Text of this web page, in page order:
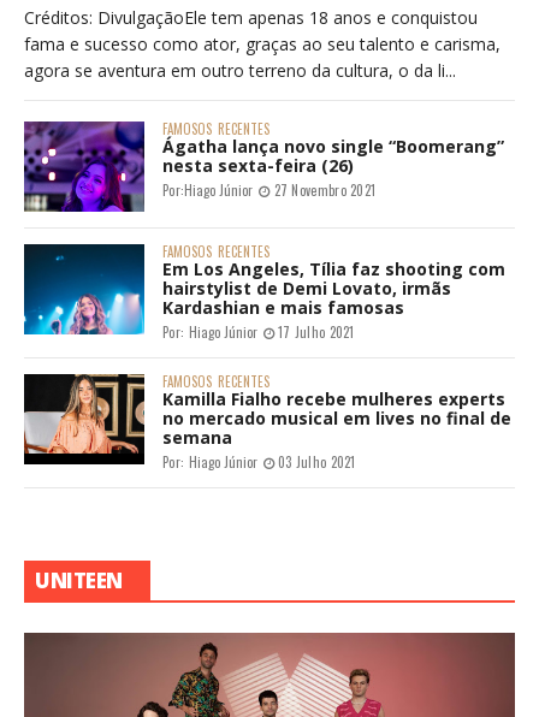
Créditos: DivulgaçãoEle tem apenas 18 anos e conquistou
fama e sucesso como ator, graças ao seu talento e carisma,
agora se aventura em outro terreno da cultura, o da li...
FAMOSOS RECENTES
Ágatha lança novo single “Boomerang”
nesta sexta-feira (26)
Por:Hiago Júnior 27 Novembro 2021
FAMOSOS RECENTES
Em Los Angeles, Tília faz shooting com
hairstylist de Demi Lovato, irmãs
Kardashian e mais famosas
Por: Hiago Júnior 17 Julho 2021
FAMOSOS RECENTES
Kamilla Fialho recebe mulheres experts
no mercado musical em lives no final de
semana
Por: Hiago Júnior 03 Julho 2021
UNITEEN